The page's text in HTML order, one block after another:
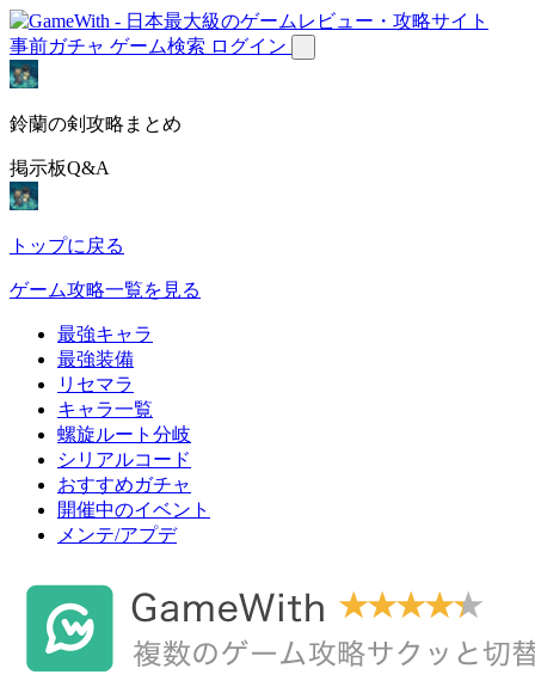
事前ガチャ ゲーム検索 ログイン
鈴蘭の剣攻略まとめ
掲示板Q&A
トップに戻る
ゲーム攻略一覧を見る
最強キャラ
最強装備
リセマラ
キャラ一覧
螺旋ルート分岐
シリアルコード
おすすめガチャ
開催中のイベント
メンテ/アプデ